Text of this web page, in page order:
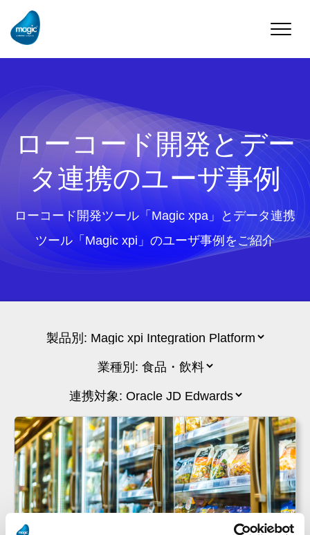
Toggle
ローコード開発とデー
タ連携のユーザ事例
ローコード開発ツール「Magic xpa」とデータ連携
ツール「Magic xpi」のユーザ事例をご紹介